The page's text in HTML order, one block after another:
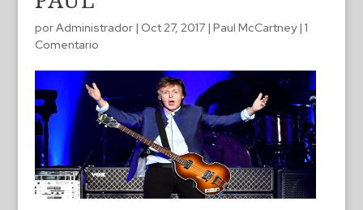
porAdministrador| Oct 27, 2017| Paul McCartney| 1
Comentario